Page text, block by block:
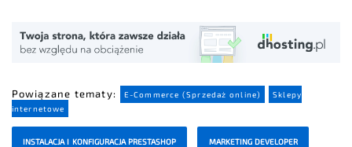
Powiązane tematy: E-Commerce (Sprzedaż online)
Sklepy
internetowe
INSTALACJA I KONFIGURACJA PRESTASHOP MARKETING DEVELOPER